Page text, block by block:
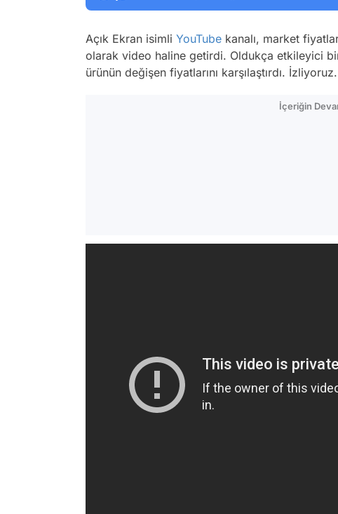
Açık Ekran isimli YouTube kanalı, market
olarak video haline getirdi. Oldukça etkileyici
ürünün değişen fiyatlarını karşılaştırdı.
İçeriğin